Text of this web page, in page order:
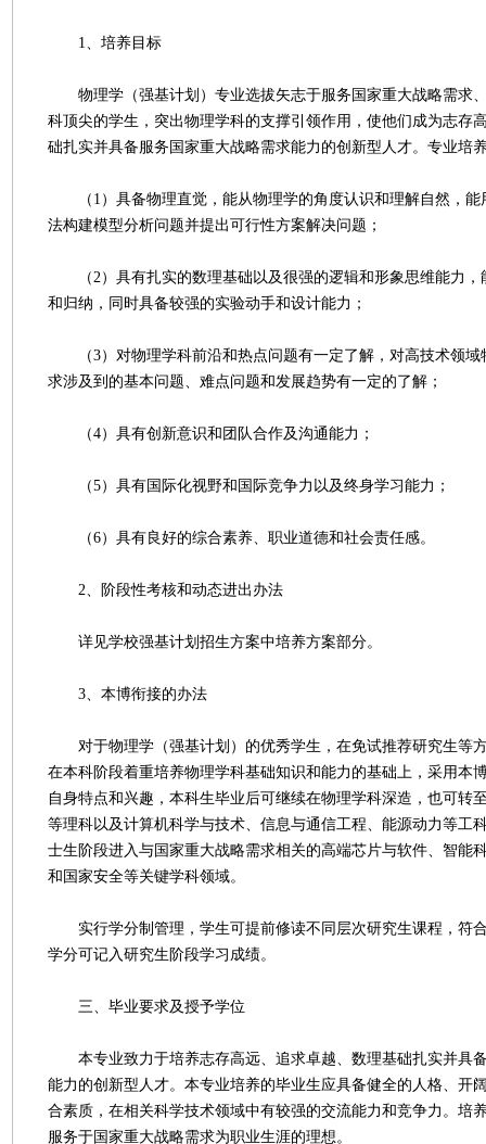
1、培养目标
物理学（强基计划）专业选拔矢志于服务国家重大战略需求
科顶尖的学生，突出物理学科的支撑引领作用，使他们成为志存
础扎实并具备服务国家重大战略需求能力的创新型人才。专业培
（1）具备物理直觉，能从物理学的角度认识和理解自然，能
法构建模型分析问题并提出可行性方案解决问题；
（2）具有扎实的数理基础以及很强的逻辑和形象思维能力，
和归纳，同时具备较强的实验动手和设计能力；
（3）对物理学科前沿和热点问题有一定了解，对高技术领域
求涉及到的基本问题、难点问题和发展趋势有一定的了解；
（4）具有创新意识和团队合作及沟通能力；
（5）具有国际化视野和国际竞争力以及终身学习能力；
（6）具有良好的综合素养、职业道德和社会责任感。
2、阶段性考核和动态进出办法
详见学校强基计划招生方案中培养方案部分。
3、本博衔接的办法
对于物理学（强基计划）的优秀学生，在免试推荐研究生等
在本科阶段着重培养物理学科基础知识和能力的基础上，采用本
自身特点和兴趣，本科生毕业后可继续在物理学科深造，也可转
等理科以及计算机科学与技术、信息与通信工程、能源动力等工
士生阶段进入与国家重大战略需求相关的高端芯片与软件、智能
和国家安全等关键学科领域。
实行学分制管理，学生可提前修读不同层次研究生课程，符
学分可记入研究生阶段学习成绩。
三、毕业要求及授予学位
本专业致力于培养志存高远、追求卓越、数理基础扎实并具
能力的创新型人才。本专业培养的毕业生应具备健全的人格、开
合素质，在相关科学技术领域中有较强的交流能力和竞争力。培
服务于国家重大战略需求为职业生涯的理想。